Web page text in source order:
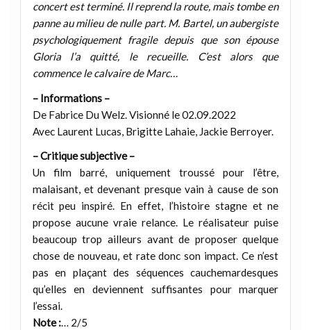
concert est terminé. Il reprend la route, mais tombe en
panne au milieu de nulle part. M. Bartel, un aubergiste
psychologiquement fragile depuis que son épouse
Gloria l’a quitté, le recueille. C’est alors que
commence le calvaire de Marc…
– Informations –
De Fabrice Du Welz. Visionné le 02.09.2022
Avec Laurent Lucas, Brigitte Lahaie, Jackie Berroyer.
– Critique subjective –
Un film barré, uniquement troussé pour l’être,
malaisant, et devenant presque vain à cause de son
récit peu inspiré. En effet, l’histoire stagne et ne
propose aucune vraie relance. Le réalisateur puise
beaucoup trop ailleurs avant de proposer quelque
chose de nouveau, et rate donc son impact. Ce n’est
pas en plaçant des séquences cauchemardesques
qu’elles en deviennent suffisantes pour marquer
l’essai.
Note :… 2/5